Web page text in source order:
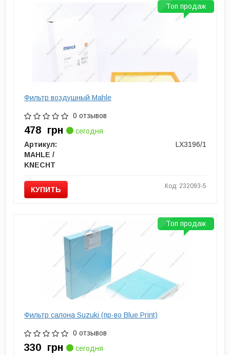
Фильтр воздушный Mahle
0 отзывов
478 грн
сегодня
Артикул:
LX3196/1
MAHLE /
KNECHT
КУПИТЬ Код: 232093-5
Топ продаж
Фильтр салона Suzuki (пр-во Blue Print)
0 отзывов
330 грн сегодня
Топ продаж